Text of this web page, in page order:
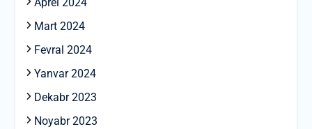
Aprel 2024
Mart 2024
Fevral 2024
Yanvar 2024
Dekabr 2023
Noyabr 2023